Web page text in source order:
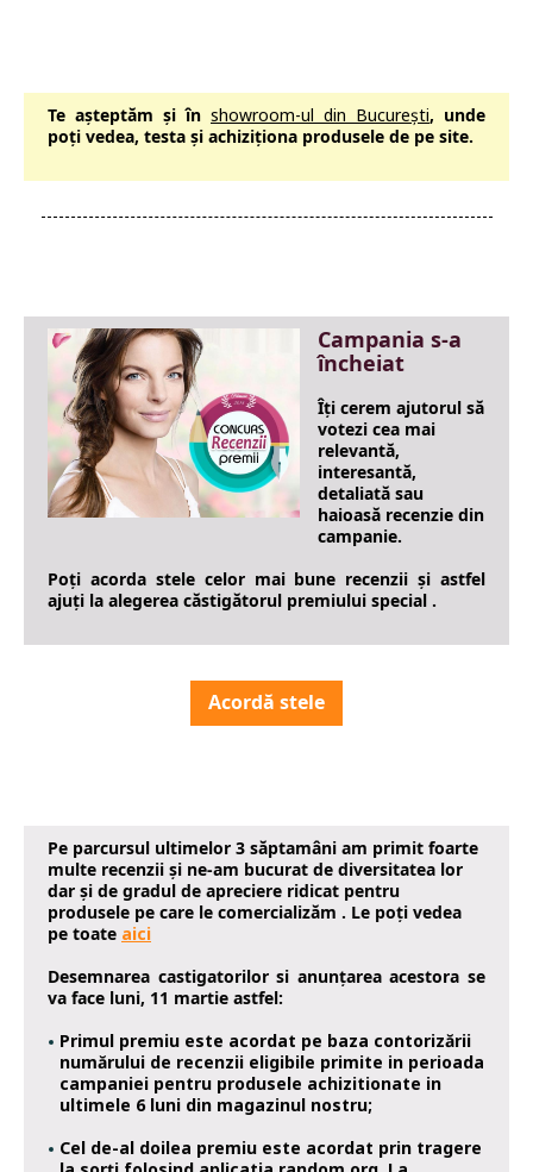
Te așteptăm și în showroom-ul din București, unde
poți vedea, testa și achiziționa produsele de pe site.
Campania s-a
încheiat
Îți cerem ajutorul să
votezi cea mai
relevantă,
interesantă,
detaliată sau
haioasă recenzie din
campanie.
Poți acorda stele celor mai bune recenzii și astfel
ajuți la alegerea căstigătorul premiului special .
Acordă stele
Pe parcursul ultimelor 3 săptamâni am primit foarte
multe recenzii și ne-am bucurat de diversitatea lor
dar și de gradul de apreciere ridicat pentru
produsele pe care le comercializăm . Le poți vedea
pe toate aici
Desemnarea castigatorilor si anunțarea acestora se
va face luni, 11 martie astfel:
Primul premiu este acordat pe baza contorizării
numărului de recenzii eligibile primite in perioada
campaniei pentru produsele achizitionate in
ultimele 6 luni din magazinul nostru;
Cel de-al doilea premiu este acordat prin tragere